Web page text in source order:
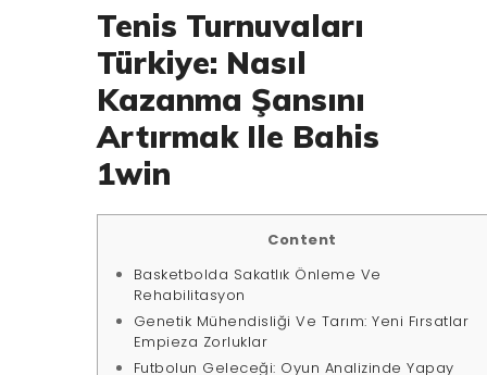
RÉPARATION AU
TRAVAIL
CONTACTEZ LE
SUPPORT
Tenis Turnuvaları
Türkiye: Nasıl
Kazanma Şansını
Artırmak Ile Bahis
1win
Content
Basketbolda Sakatlık Önleme Ve
Rehabilitasyon
Genetik Mühendisliği Ve Tarım: Yeni Fırsatlar
Empieza Zorluklar
Futbolun Geleceği: Oyun Analizinde Yapay